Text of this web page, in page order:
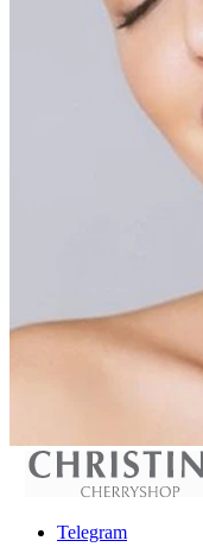
Telegram